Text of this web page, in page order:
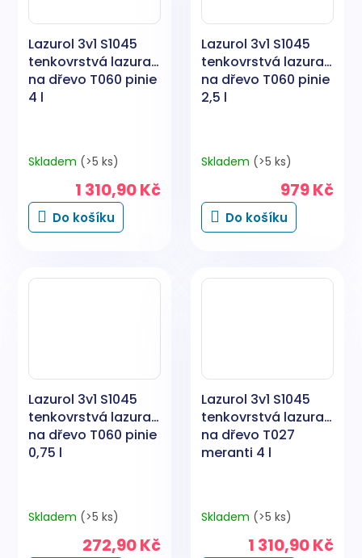
Lazurol 3v1 S1045
tenkovrstvá lazura
na dřevo T060 pinie
4 l
Skladem (>5 ks)
1 310,90 Kč
Do košíku
Lazurol 3v1 S1045
tenkovrstvá lazura
na dřevo T060 pinie
2,5 l
Skladem (>5 ks)
979 Kč
Do košíku
Lazurol 3v1 S1045
tenkovrstvá lazura
na dřevo T060 pinie
0,75 l
Skladem (>5 ks)
272,90 Kč
Lazurol 3v1 S1045
tenkovrstvá lazura
na dřevo T027
meranti 4 l
Skladem (>5 ks)
1 310,90 Kč